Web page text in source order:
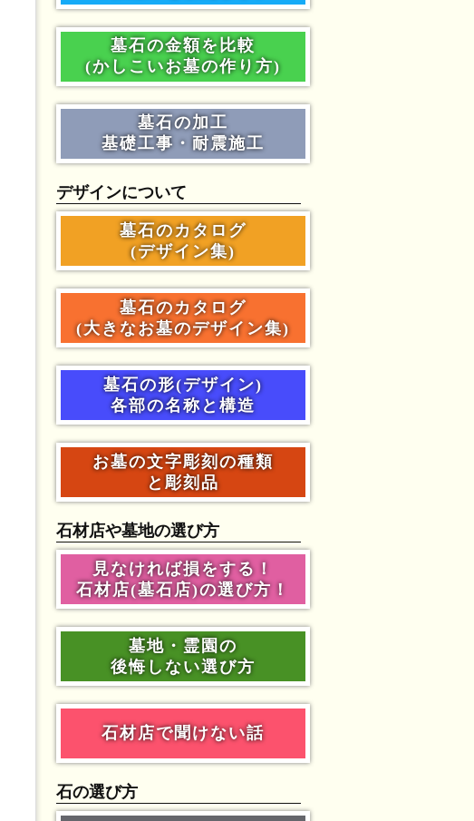
墓石の金額を比較
(かしこいお墓の作り方)
墓石の加工
基礎工事・耐震施工
デザインについて
墓石のカタログ
(デザイン集)
墓石のカタログ
(大きなお墓のデザイン集)
墓石の形(デザイン)
各部の名称と構造
お墓の文字彫刻の種類
と彫刻品
石材店や墓地の選び方
見なければ損をする！
石材店(墓石店)の選び方！
墓地・霊園の
後悔しない選び方
石材店で聞けない話
石の選び方